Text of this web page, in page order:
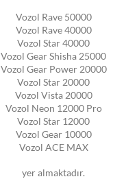
Vozol Rave 50000
Vozol Rave 40000
Vozol Star 40000
Vozol Gear Shisha 25000
Vozol Gear Power 20000
Vozol Star 20000
Vozol Vista 20000
Vozol Neon 12000 Pro
Vozol Star 12000
Vozol Gear 10000
Vozol ACE MAX
yer almaktadır.